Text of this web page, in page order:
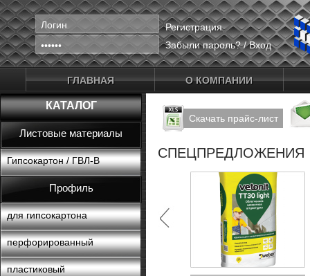
Регистрация
Забыли пароль?/Вход
ГЛАВНАЯ О КОМПАНИИ
КАТАЛОГ
Листовые материалы
Гипсокартон / ГВЛ-В
Профиль
для гипсокартона
перфорированный
пластиковый
Скачать прайс-лист
СПЕЦПРЕДЛОЖЕНИЯ